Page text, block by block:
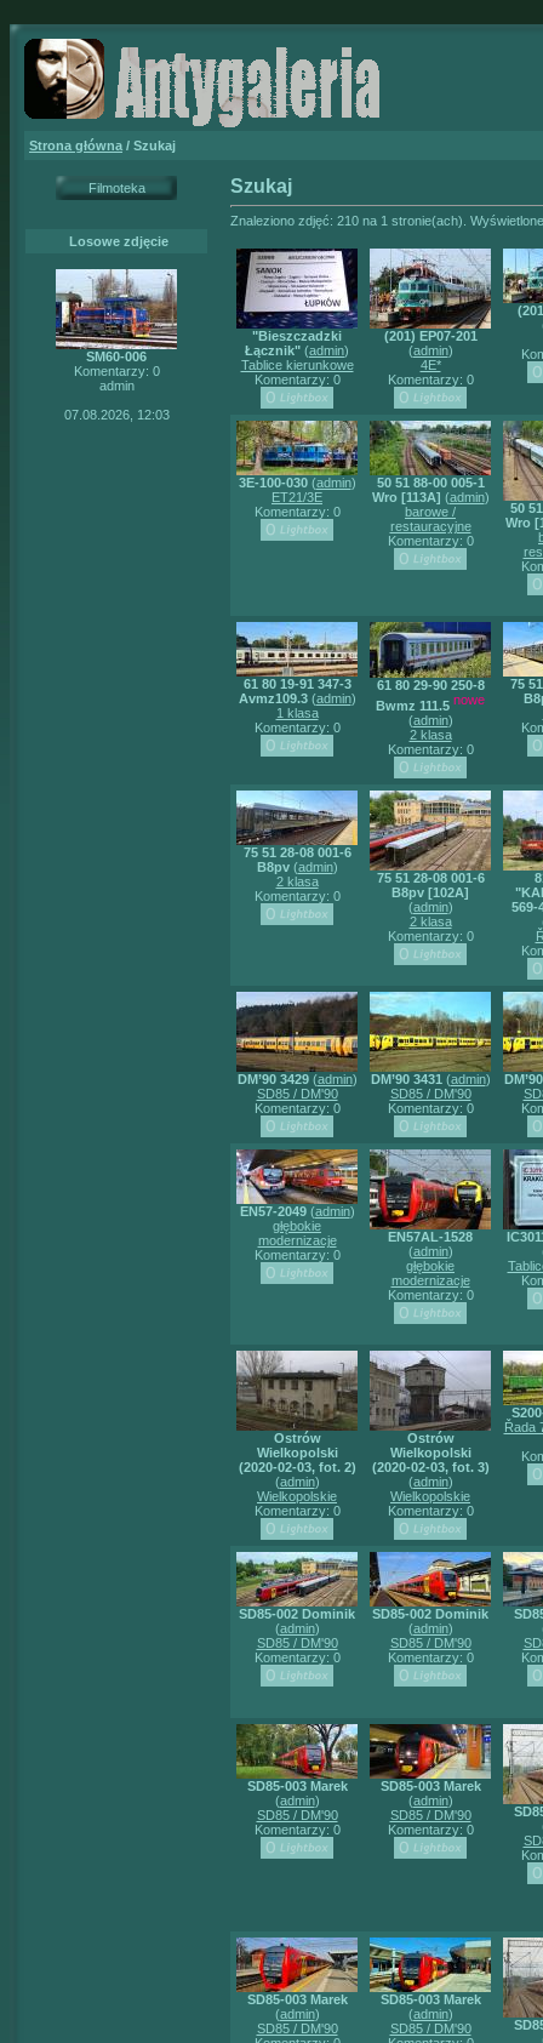
Strona główna / Szukaj
Filmoteka
Losowe zdjęcie
SM60-006
Komentarzy: 0
admin
07.08.2026, 12:03
Szukaj
Znaleziono zdjęć: 210 na 1 stronie(ach).
"Bieszczadzki
Łącznik" (admin)
Tablice kierunkowe
Komentarzy: 0
(201) EP07-201
(admin)
4E*
Komentarzy: 0
3E-100-030(admin)
ET21/3E
Komentarzy: 0
50 51 88-00 005-1
Wro [113A] (admin)
barowe /
restauracyjne
Komentarzy: 0
50
Wro
61 80 19-91 347-3
Avmz109.3(admin)
1 klasa
Komentarzy: 0
61 80 29-90 250-8
Bwmz 111.5 nowe
(admin)
2 klasa
Komentarzy: 0
75
75 51 28-08 001-6
B8pv(admin)
2 klasa
Komentarzy: 0
75 51 28-08 001-6
B8pv [102A]
(admin)
2 klasa
Komentarzy: 0
569-
DM’90 3429(admin)
SD85 / DM'90
Komentarzy: 0
DM’90 3431 (admin)
SD85 / DM'90
Komentarzy: 0
EN57-2049(admin)
głębokie
modernizacje
Komentarzy: 0
EN57AL-1528
(admin)
głębokie
modernizacje
Komentarzy: 0
Ostrów
Wielkopolski
(2020-02-03, fot. 2)
(admin)
Wielkopolskie
Komentarzy: 0
Ostrów
Wielkopolski
(2020-02-03, fot. 3)
(admin)
Wielkopolskie
Komentarzy: 0
Řada
SD85-002 Dominik
(admin)
SD85 / DM'90
Komentarzy: 0
SD85-002 Dominik
(admin)
SD85 / DM'90
Komentarzy: 0
SD85-003 Marek
(admin)
SD85 / DM'90
Komentarzy: 0
SD85-003 Marek
(admin)
SD85 / DM'90
Komentarzy: 0
SD85-003 Marek
(admin)
SD85 / DM'90
SD85-003 Marek
(admin)
SD85 / DM'90